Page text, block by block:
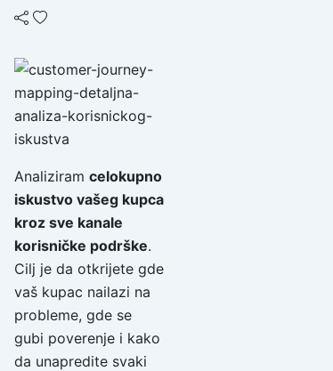
Analiziram celokupno
iskustvo vašeg kupca
kroz sve kanale
korisničke podrške.
Cilj je da otkrijete gde
vaš kupac nailazi na
probleme, gde se
gubi poverenje i kako
da unapredite svaki